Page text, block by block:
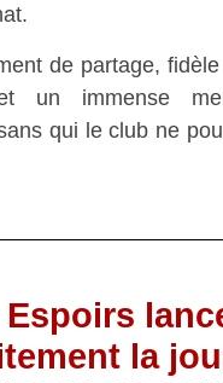
de partage,
un immense
qui le club ne
Espoirs
la